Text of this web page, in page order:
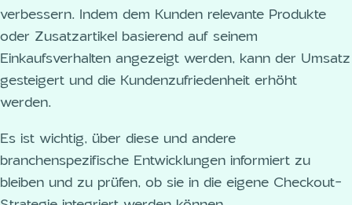
verbessern. Indem dem Kunden relevante Produkte
oder Zusatzartikel basierend auf seinem
Einkaufsverhalten angezeigt werden, kann der Umsatz
gesteigert und die Kundenzufriedenheit erhöht
werden.
Es ist wichtig, über diese und andere
branchenspezifische Entwicklungen informiert zu
bleiben und zu prüfen, ob sie in die eigene Checkout-